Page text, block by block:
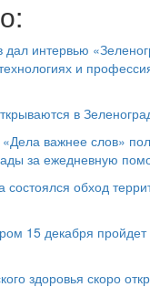
интервью
и
в
важнее слов»
за ежедневную
обход
15 декабря пройдет
здоровья скоро